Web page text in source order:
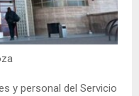
y personal del Servicio